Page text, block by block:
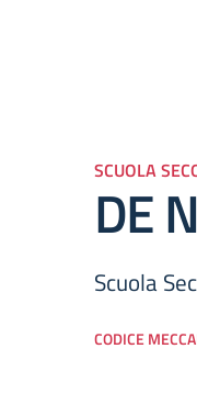
SCUOLA
DE
Scuola
CODICE